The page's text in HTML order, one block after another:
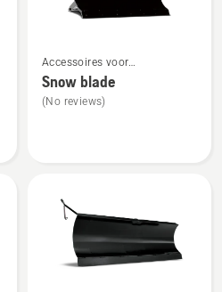
meer
details
over
Accessoires voor
frontzitmaaiers voor montage
aan de voorzijde
Snow blade
(No reviews)